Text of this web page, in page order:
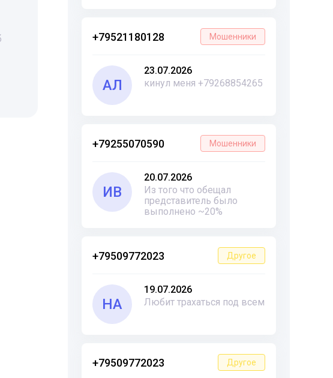
+79521180128 Мошенники
АЛ
23.07.2026
кинул меня +79268854265
+79255070590 Мошенники
ИВ
20.07.2026
Из того что обещал
представитель было
выполнено ~20%
+79509772023 Другое
НА
19.07.2026
Любит трахаться под всем
+79509772023 Другое